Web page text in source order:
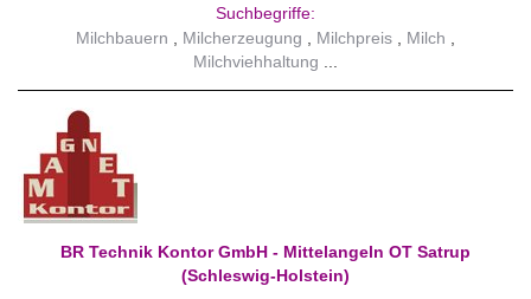
Suchbegriffe:
Milchbauern
Milcherzeugung Milchpreis
Milch
Milchviehhaltung
BR Technik Kontor GmbH - Mittelangeln OT Satrup
(Schleswig-Holstein)